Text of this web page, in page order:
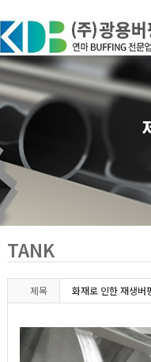
TANK
제목 화재로 인한 재생버